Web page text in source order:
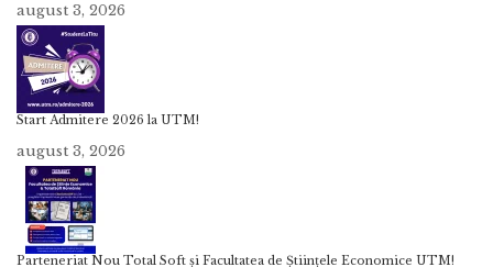
august 3, 2026
Start Admitere 2026 la UTM!
august 3, 2026
Parteneriat Nou Total Soft și Facultatea de Științele Economice UTM!